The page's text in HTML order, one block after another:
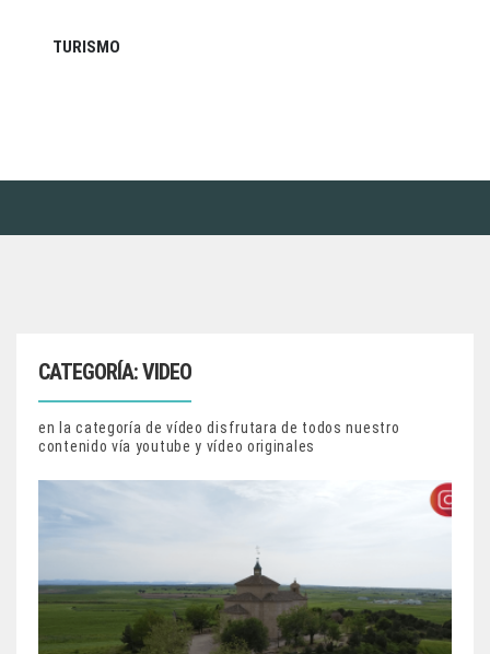
TURISMO
CATEGORÍA:VIDEO
en la categoría de vídeo disfrutara de todos nuestro
contenido vía youtube y vídeo originales